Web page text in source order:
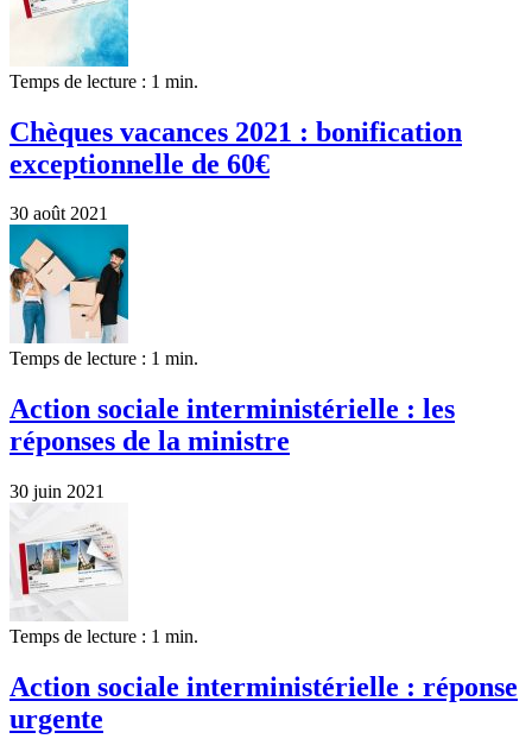
Temps de lecture : 1 min.
Chèques vacances 2021 : bonification
exceptionnelle de 60€
30 août 2021
Temps de lecture : 1 min.
Action sociale interministérielle : les
réponses de la ministre
30 juin 2021
Temps de lecture : 1 min.
Action sociale interministérielle : réponse
urgente